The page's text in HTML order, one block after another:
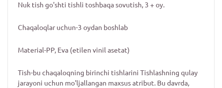
Nuk tish go'shti tishli toshbaqa sovutish, 3 + oy.
Chaqaloqlar uchun-3 oydan boshlab
Material-PP, Eva (etilen vinil asetat)
Tish-bu chaqaloqning birinchi tishlarini Tishlashning qulay
jarayoni uchun mo'ljallangan maxsus atribut. Bu davrda,